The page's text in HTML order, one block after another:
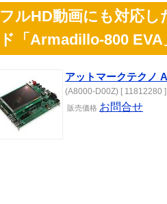
フルHD動画にも対応
ド「Armadillo-800 EVA
アットマークテクノ
(A8000-D00Z) [ 11812280 ]
販売価格 お問合せ